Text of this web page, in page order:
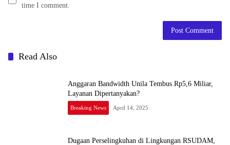
time I comment.
Read Also
Anggaran Bandwidth Unila Tembus Rp5,6 Miliar,
Layanan Dipertanyakan?
Breaking News April 14, 2025
Dugaan Perselingkuhan di Lingkungan RSUDAM,